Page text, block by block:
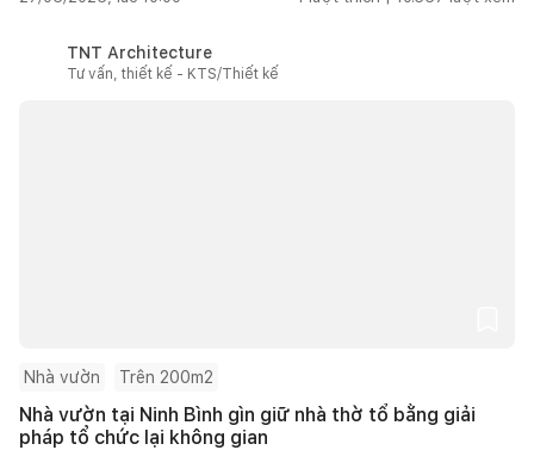
TNT Architecture
Tư vấn, thiết kế - KTS/Thiết kế
Nhà vườn Trên 200m2
Nhà vườn tại Ninh Bình gìn giữ nhà thờ tổ bằng giải
pháp tổ chức lại không gian